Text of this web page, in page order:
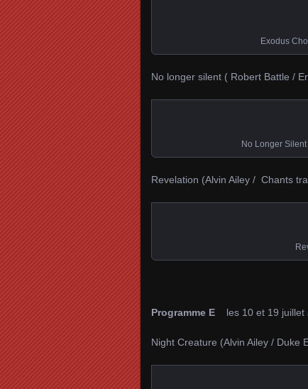
Exodus
No longer silent ( Robert Battle /
No Longer
Revelation (Alvin Ailey / Chants
Programme E les 10 et 19 juillet
Night Creature (Alvin Ailey / Duke